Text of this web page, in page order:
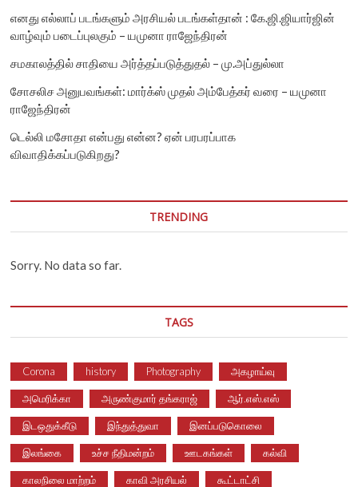
எனது எல்லாப் படங்களும் அரசியல் படங்கள்தான் : கே.ஜி.ஜியார்ஜின்
வாழ்வும் படைப்புலகும் – யமுனா ராஜேந்திரன்
சமகாலத்தில் சாதியை அர்த்தப்படுத்துதல் – மு.அப்துல்லா
சோசலிச அனுபவங்கள்: மார்க்ஸ் முதல் அம்பேத்கர் வரை – யமுனா
ராஜேந்திரன்
டெல்லி மசோதா என்பது என்ன? ஏன் பரபரப்பாக
விவாதிக்கப்படுகிறது?
TRENDING
Sorry. No data so far.
TAGS
Corona history Photography அகழாய்வு
அமெரிக்கா அருண்குமார் தங்கராஜ் ஆர்.எஸ்.எஸ்
இடஒதுக்கீடு இந்துத்துவா இனப்படுகொலை
இலங்கை உச்ச நீதிமன்றம் ஊடகங்கள் கல்வி
காலநிலை மாற்றம் காவி அரசியல் கூட்டாட்சி